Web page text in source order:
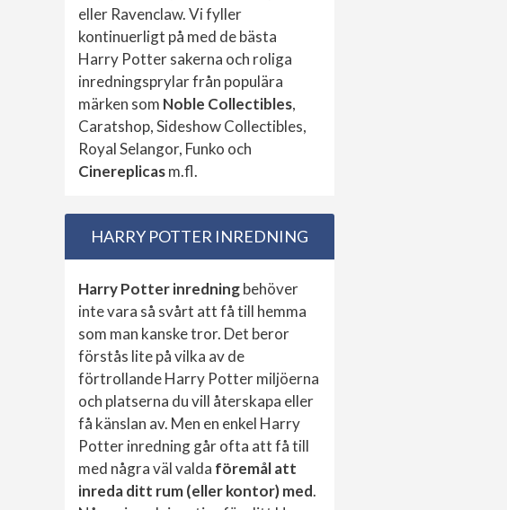
eller Ravenclaw. Vi fyller
kontinuerligt på med de bästa
Harry Potter sakerna och roliga
inredningsprylar från populära
märken som Noble Collectibles,
Caratshop, Sideshow Collectibles,
Royal Selangor, Funko och
Cinereplicasm.fl.
HARRY POTTER INREDNING
Harry Potter inredningbehöver
inte vara så svårt att få till hemma
som man kanske tror. Det beror
förstås lite på vilka av de
förtrollande Harry Potter miljöerna
och platserna du vill återskapa eller
få känslan av. Men en enkel Harry
Potter inredning går ofta att få till
med några väl valda föremål att
inreda ditt rum (eller kontor) med.